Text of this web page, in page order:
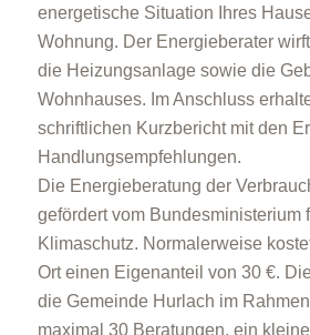
energetische Situation Ihres
Wohnung. Der Energieberater
die Heizungsanlage sowie die
Wohnhauses. Im Anschluss
schriftlichen Kurzbericht mit den
Handlungsempfehlungen.
Die Energieberatung der
gefördert vom Bundesministerium
Klimaschutz. Normalerweise
Ort einen Eigenanteil von 30 €.
die Gemeinde Hurlach im
maximal 30 Beratungen, ein